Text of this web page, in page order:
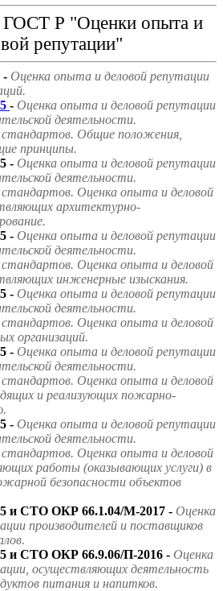
ГОСТ Р "Оценки опыта и
репутации"
- Оценка опыта и деловой репутации
- Оценка опыта и деловой репутации
деятельности.
Общие положения,
принципы.
- Оценка опыта и деловой репутации
деятельности.
Оценка опыта и деловой
архитектурно-
- Оценка опыта и деловой репутации
деятельности.
Оценка опыта и деловой
инженерные изыскания.
- Оценка опыта и деловой репутации
деятельности.
Оценка опыта и деловой
организаций.
- Оценка опыта и деловой репутации
деятельности.
Оценка опыта и деловой
и реализующих пожарно-
- Оценка опыта и деловой репутации
деятельности.
Оценка опыта и деловой
работы (оказывающих услуги) в
безопасности объектов
и СТО ОКР 66.1.04/М-2017 - Оценка
производителей и поставщиков
и СТО ОКР 66.9.06/П-2016 - Оценка
осуществляющих деятельность
питания и напитков.